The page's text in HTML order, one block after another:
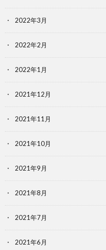
2022年3月
2022年2月
2022年1月
2021年12月
2021年11月
2021年10月
2021年9月
2021年8月
2021年7月
2021年6月